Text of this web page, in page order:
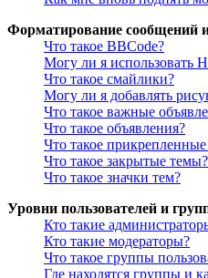
Форматирование сообщений
Что такое BBCode?
Могу ли я использовать
Что такое смайлики?
Могу ли я добавлять
Что такое важные
Что такое объявления?
Что такое
Что такое закрытые темы?
Что такое значки тем?
Уровни пользователей и
Кто такие
Кто такие модераторы?
Что такое группы
Где находятся группы и